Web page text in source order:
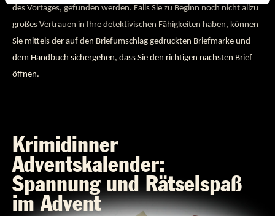
des Vortages, gefunden werden. Falls Sie zu Beginn noch nicht allzu
großes Vertrauen in Ihre detektivischen Fähigkeiten haben, können
Sie mittels der auf den Briefumschlag gedruckten Briefmarke und
dem Handbuch sichergehen, dass Sie den richtigen nächsten Brief
öffnen.
Krimidinner
Adventskalender:
Spannung und Rätselspaß
im Advent